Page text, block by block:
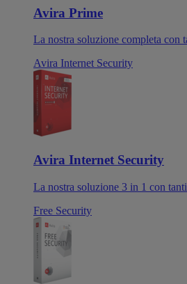
Avira Prime
La nostra soluzione completa con
Avira Internet Security
Avira Internet Security
La nostra soluzione 3 in 1 con
Free Security